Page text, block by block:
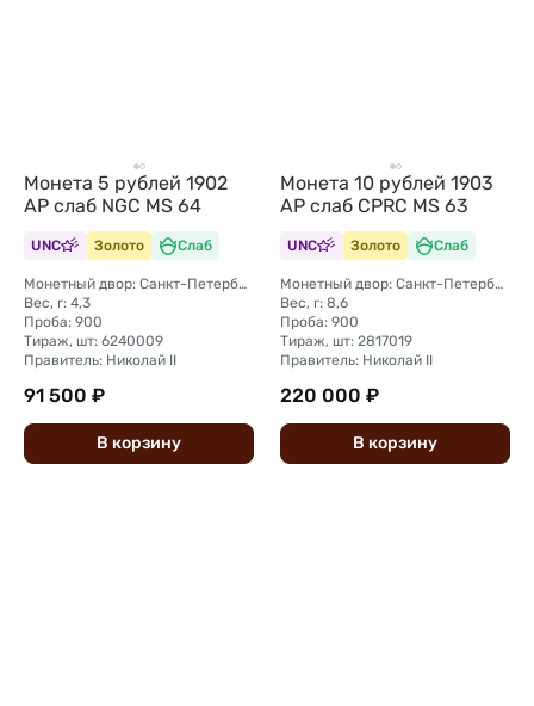
Монета 5 рублей 1902
АР слаб NGC MS 64
UNC Золото Слаб
Монетный двор: Санкт-Петербургский монетный двор
Вес, г: 4,3
Проба: 900
Тираж, шт: 6240009
Правитель: Николай II
91 500 ₽
В корзину
Монета 10 рублей 1903
АР слаб CPRC MS 63
UNC Золото Слаб
Монетный двор: Санкт-Петербургский монетный двор
Вес, г: 8,6
Проба: 900
Тираж, шт: 2817019
Правитель: Николай II
220 000 ₽
В корзину